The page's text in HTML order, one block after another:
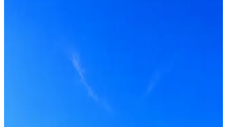
Оффер быстрее с Эйч